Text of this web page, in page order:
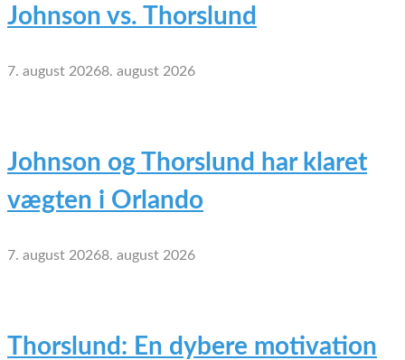
Johnson vs. Thorslund
7. august 20268. august 2026
Johnson og Thorslund har klaret
vægten i Orlando
7. august 20268. august 2026
Thorslund: En dybere motivation